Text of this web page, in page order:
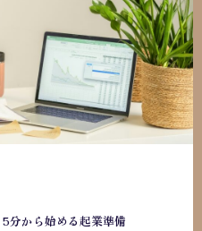
分から始める起業準備